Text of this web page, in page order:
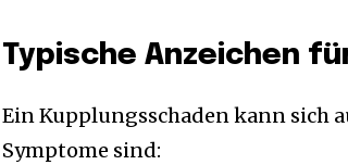
Typische Anzeichen
Ein Kupplungsschaden kann sich
Symptome sind: